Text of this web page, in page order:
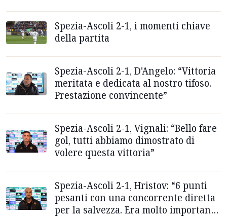
Spezia-Ascoli 2-1, i momenti chiave
della partita
Spezia-Ascoli 2-1, D'Angelo: “Vittoria
meritata e dedicata al nostro tifoso.
Prestazione convincente”
Spezia-Ascoli 2-1, Vignali: “Bello fare
gol, tutti abbiamo dimostrato di
volere questa vittoria”
Spezia-Ascoli 2-1, Hristov: “6 punti
pesanti con una concorrente diretta
per la salvezza. Era molto importante